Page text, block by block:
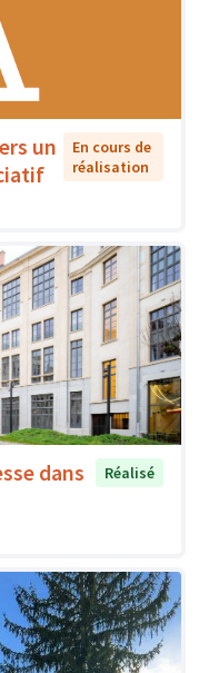
un
En cours de
réalisation
dans
Réalisé